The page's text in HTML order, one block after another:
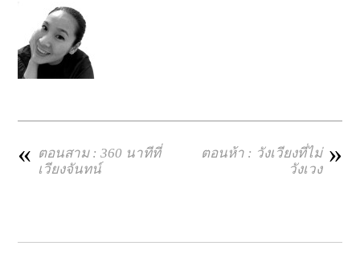
« ตอนสาม : 360 นาทีที่
เวียงจันทน์
»
ตอนห้า : วังเวียงที่ไม่
วังเวง